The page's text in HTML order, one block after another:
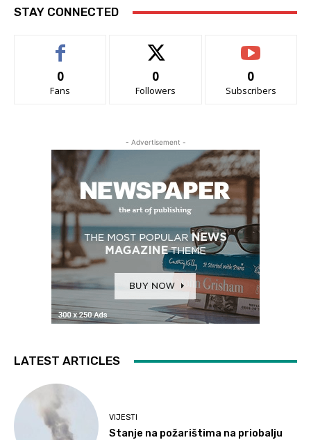
STAY CONNECTED
0
Fans
0
Followers
0
Subscribers
- Advertisement -
LATEST ARTICLES
VIJESTI
Stanje na požarištima na priobalju